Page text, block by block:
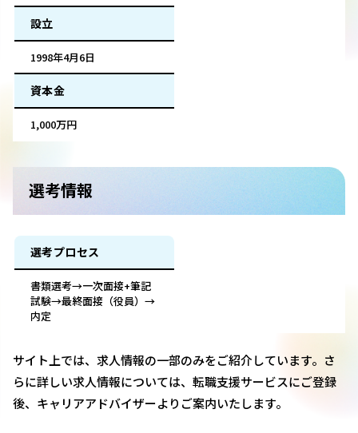
設立
1998年4月6日
資本金
1,000万円
選考情報
選考プロセス
書類選考→一次面接+筆記
試験→最終面接（役員）→
内定
サイト上では、求人情報の一部のみをご紹介しています。さ
らに詳しい求人情報については、転職支援サービスにご登録
後、キャリアアドバイザーよりご案内いたします。